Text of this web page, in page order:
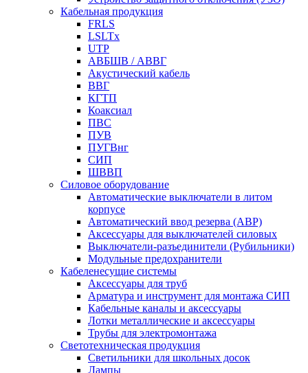
Кабельная продукция
FRLS
LSLTx
UTP
АВБШВ / АВВГ
Акустический кабель
ВВГ
КГТП
Коаксиал
ПВС
ПУВ
ПУГВнг
СИП
ШВВП
Силовое оборудование
Автоматические выключатели в литом
корпусе
Автоматический ввод резерва (АВР)
Аксессуары для выключателей силовых
Выключатели-разъединители (Рубильники)
Модульные предохранители
Кабеленесущие системы
Аксессуары для труб
Арматура и инструмент для монтажа СИП
Кабельные каналы и аксессуары
Лотки металлические и аксессуары
Трубы для электромонтажа
Светотехническая продукция
Светильники для школьных досок
Лампы